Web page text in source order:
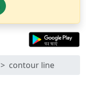
contour line